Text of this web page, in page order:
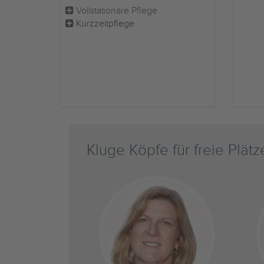
Vollstationäre Pflege
Kurzzeitpflege
Kluge Köpfe für freie